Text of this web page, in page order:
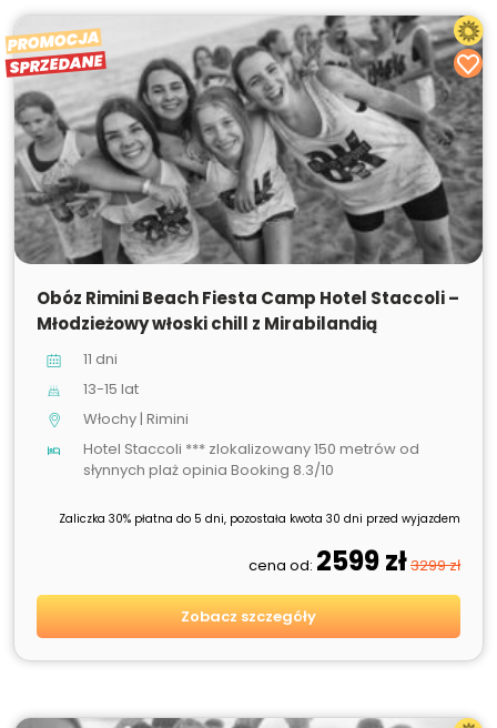
PROMOCJA
SPRZEDANE
SPRZEDANE
Obóz Rimini Beach Fiesta Camp Hotel Staccoli –
Młodzieżowy włoski chill z Mirabilandią
11 dni
13-15 lat
Włochy | Rimini
Hotel Staccoli *** zlokalizowany 150 metrów od
słynnych plaż opinia Booking 8.3/10
Zaliczka 30% płatna do 5 dni, pozostała kwota 30 dni przed wyjazdem
cena od: 2599 zł3299 zł
Zobacz szczegóły